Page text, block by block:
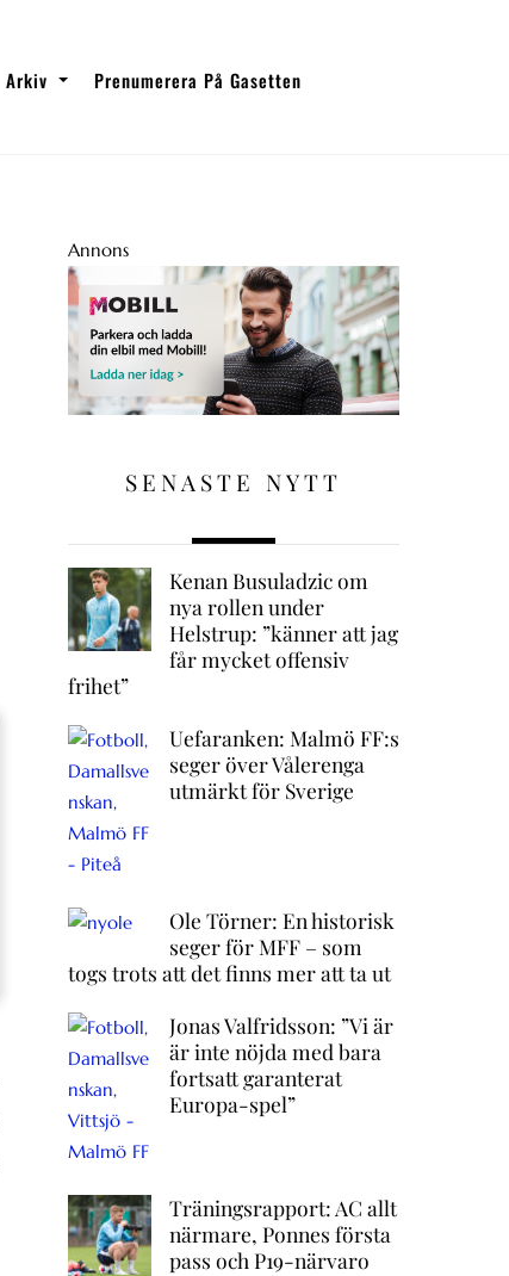
Arkiv Prenumerera På Gasetten
Annons
SENASTE NYTT
Kenan Busuladzic om
nya rollen under
Helstrup: ”känner att jag
får mycket offensiv
frihet”
Uefaranken: Malmö FF:s
seger över Vålerenga
utmärkt för Sverige
Ole Törner: En historisk
seger för MFF – som
togs trots att det finns mer att ta ut
Jonas Valfridsson: ”Vi är
är inte nöjda med bara
fortsatt garanterat
Europa-spel”
Träningsrapport: AC allt
närmare, Ponnes första
pass och P19-närvaro